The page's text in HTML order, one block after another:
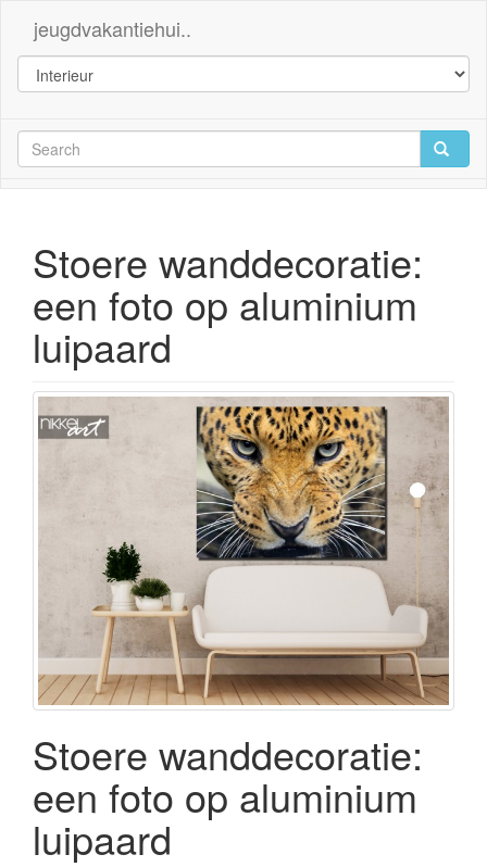
jeugdvakantiehui..
Stoere wanddecoratie:
een foto op aluminium
luipaard
Stoere wanddecoratie:
een foto op aluminium
luipaard